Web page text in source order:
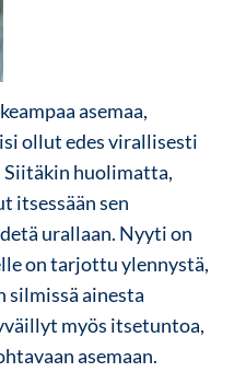
asemaa,
ollut edes virallisesti
Siitäkin huolimatta,
itsessään sen
urallaan. Nyyti on
on tarjottu ylennystä,
silmissä ainesta
myös itsetuntoa,
asemaan.